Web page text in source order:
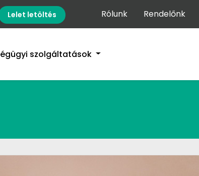
Lelet letöltés Rólunk Rendelőnk
szolgáltatások